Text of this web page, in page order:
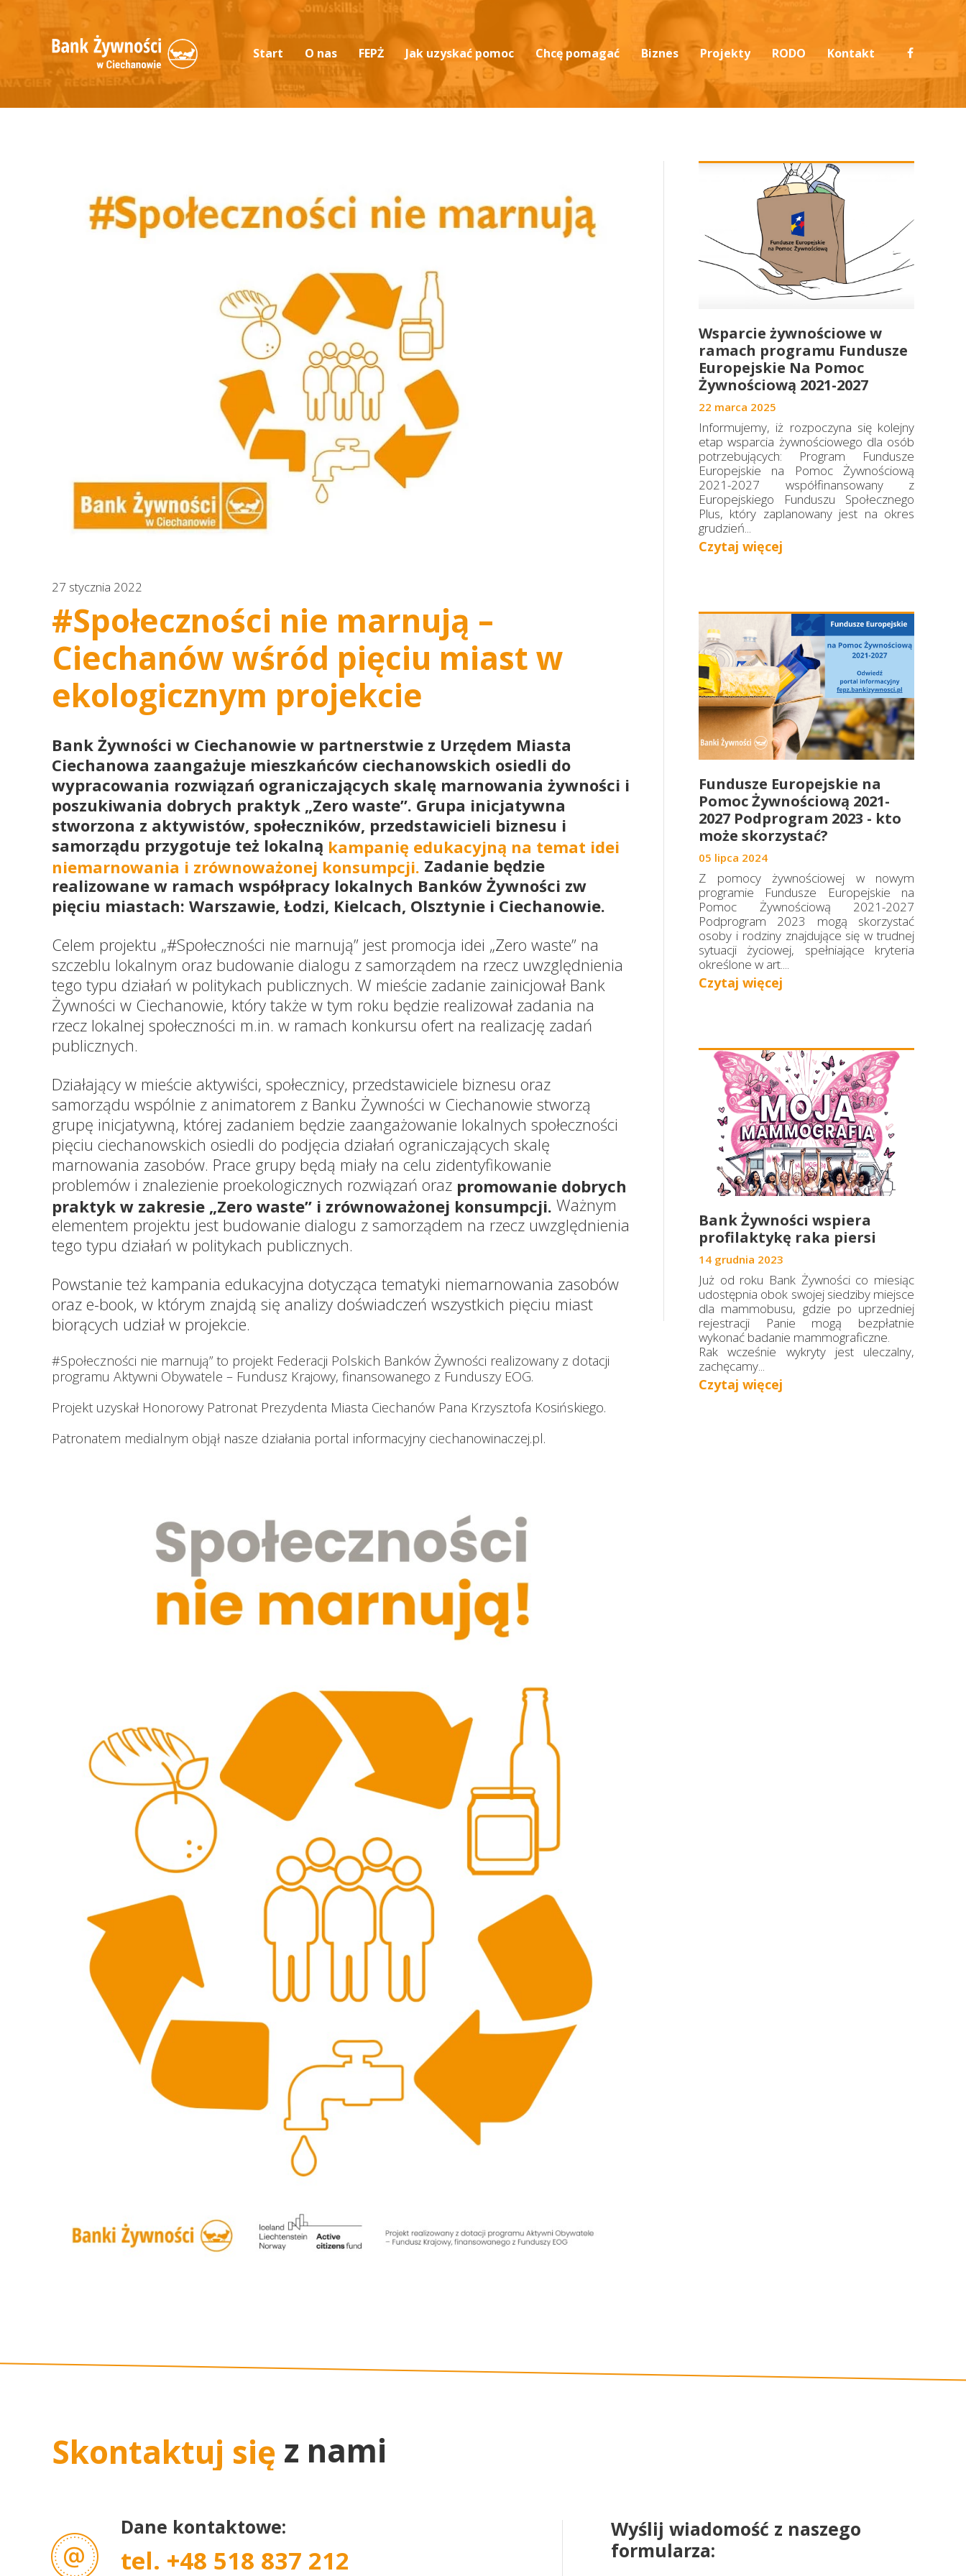
Start O nas
Aktualności
Materiały do pobrania
FEPŻ
Podprogram 2025
Jak uzyskać pomoc Chcę pomagać
Przekaż darowiznę
Biznes
Darowizny żywności
Projekty
PO PŻ Informacje ogólne
PO PŻ Podprogram 2020
Projekty 2026
Projekty 2025
Projekty 2024
Projekty 2022
Projekty 2021
Projekty 2020
RODO
Polityka prywatności
Kontakt
Wsparcie żywnościowe w
ramach programu Fundusze
Europejskie Na Pomoc
Żywnościową 2021-2027
22 marca 2025
Informujemy, iż rozpoczyna się kolejny
etap wsparcia żywnościowego dla osób
potrzebujących: Program Fundusze
Europejskie na Pomoc Żywnościową
2021-2027 współfinansowany z
Europejskiego Funduszu Społecznego
Plus, który zaplanowany jest na okres
grudzień...
Czytaj więcej
Fundusze Europejskie na
Pomoc Żywnościową 2021-
2027 Podprogram 2023 - kto
może skorzystać?
05 lipca 2024
Z pomocy żywnościowej w nowym
programie Fundusze Europejskie na
Pomoc Żywnościową 2021-2027
Podprogram 2023 mogą skorzystać
osoby i rodziny znajdujące się w trudnej
sytuacji życiowej, spełniające kryteria
określone w art....
Czytaj więcej
Bank Żywności wspiera
profilaktykę raka piersi
14 grudnia 2023
Już od roku Bank Żywności co miesiąc
udostępnia obok swojej siedziby miejsce
dla mammobusu, gdzie po uprzedniej
rejestracji Panie mogą bezpłatnie
wykonać badanie mammograficzne.
Rak wcześnie wykryty jest uleczalny,
zachęcamy...
Czytaj więcej
27 stycznia 2022
#Społeczności nie marnują –
Ciechanów wśród pięciu miast w
ekologicznym projekcie
Bank Żywności w Ciechanowie w partnerstwie z Urzędem Miasta
Ciechanowa zaangażuje mieszkańców ciechanowskich osiedli do
wypracowania rozwiązań ograniczających skalę marnowania żywności i
poszukiwania dobrych praktyk „Zero waste”. Grupa inicjatywna
stworzona z aktywistów, społeczników, przedstawicieli biznesu i
samorządu przygotuje też lokalną kampanię edukacyjną na temat idei
niemarnowania i zrównoważonej konsumpcji. Zadanie będzie
realizowane w ramach współpracy lokalnych Banków Żywności zw
pięciu miastach: Warszawie, Łodzi, Kielcach, Olsztynie i Ciechanowie.
Celem projektu „#Społeczności nie marnują” jest promocja idei „Zero waste” na
szczeblu lokalnym oraz budowanie dialogu z samorządem na rzecz uwzględnienia
tego typu działań w politykach publicznych. W mieście zadanie zainicjował Bank
Żywności w Ciechanowie, który także w tym roku będzie realizował zadania na
rzecz lokalnej społeczności m.in. w ramach konkursu ofert na realizację zadań
publicznych.
Działający w mieście aktywiści, społecznicy, przedstawiciele biznesu oraz
samorządu wspólnie z animatorem z Banku Żywności w Ciechanowie stworzą
grupę inicjatywną, której zadaniem będzie zaangażowanie lokalnych społeczności
pięciu ciechanowskich osiedli do podjęcia działań ograniczających skalę
marnowania zasobów. Prace grupy będą miały na celu zidentyfikowanie
problemów i znalezienie proekologicznych rozwiązań oraz promowanie dobrych
praktyk w zakresie „Zero waste” i zrównoważonej konsumpcji. Ważnym
elementem projektu jest budowanie dialogu z samorządem na rzecz uwzględnienia
tego typu działań w politykach publicznych.
Powstanie też kampania edukacyjna dotycząca tematyki niemarnowania zasobów
oraz e-book, w którym znajdą się analizy doświadczeń wszystkich pięciu miast
biorących udział w projekcie.
#Społeczności nie marnują” to projekt Federacji Polskich Banków Żywności realizowany z dotacji
programu Aktywni Obywatele – Fundusz Krajowy, finansowanego z Funduszy EOG.
Projekt uzyskał Honorowy Patronat Prezydenta Miasta Ciechanów Pana Krzysztofa Kosińskiego.
Patronatem medialnym objął nasze działania portal informacyjny ciechanowinaczej.pl.
Dane kontaktowe:
tel. +48 518 837 212
Wyślij wiadomość z naszego
formularza:
Skontaktuj się z nami